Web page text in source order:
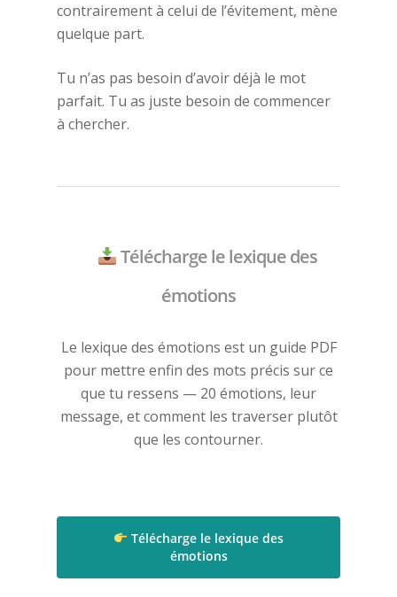
contrairement à celui de l’évitement, mène
quelque part.
Tu n’as pas besoin d’avoir déjà le mot
parfait. Tu as juste besoin de commencer
à chercher.
Télécharge le lexique des
émotions
Le lexique des émotions est un guide PDF
pour mettre enfin des mots précis sur ce
que tu ressens — 20 émotions, leur
message, et comment les traverser plutôt
que les contourner.
Télécharge le lexique des
émotions